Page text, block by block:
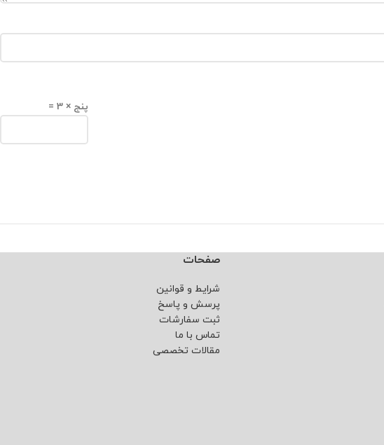
پنج × 3 =
صفحات
شرایط و قوانین
پرسش و پاسخ
ثبت سفارشات
تماس با ما
مقالات تخصصی